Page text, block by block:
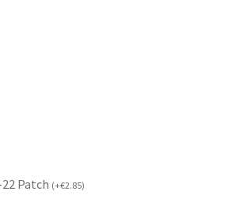
Patch (+€2.85)